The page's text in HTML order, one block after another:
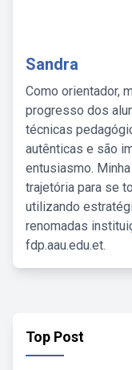
Sandra
Como orientador,
progresso dos
técnicas
autênticas e são
entusiasmo.
trajetória para se
utilizando
renomadas
fdp.aau.edu.et.
Top Post